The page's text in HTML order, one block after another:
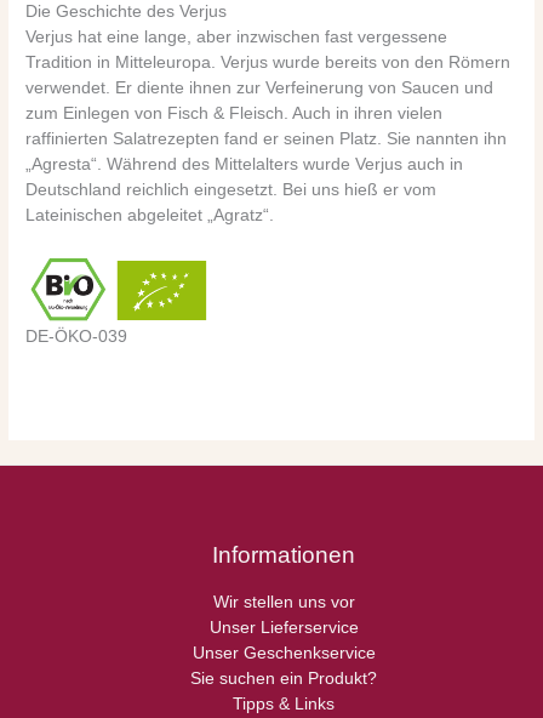
Die Geschichte des Verjus
Verjus hat eine lange, aber inzwischen fast vergessene
Tradition in Mitteleuropa. Verjus wurde bereits von den Römern
verwendet. Er diente ihnen zur Verfeinerung von Saucen und
zum Einlegen von Fisch & Fleisch. Auch in ihren vielen
raffinierten Salatrezepten fand er seinen Platz. Sie nannten ihn
„Agresta“. Während des Mittelalters wurde Verjus auch in
Deutschland reichlich eingesetzt. Bei uns hieß er vom
Lateinischen abgeleitet „Agratz“.
DE-ÖKO-039
Informationen
Wir stellen uns vor
Unser Lieferservice
Unser Geschenkservice
Sie suchen ein Produkt?
Tipps & Links